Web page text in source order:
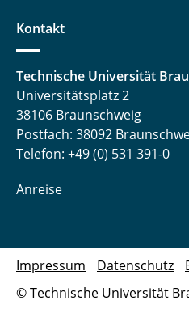
Kontakt
Technische Universität
Universitätsplatz 2
38106 Braunschweig
Postfach: 38092
Telefon: +49 (0) 531 391-0
Anreise
© Technische Universität
Impressum Datenschutz